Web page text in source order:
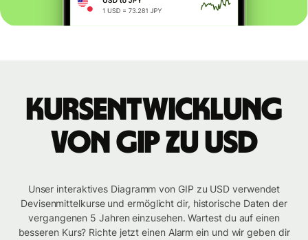
Kursentwicklung
von GIP zu USD
Unser interaktives Diagramm von GIP zu USD verwendet
Devisenmittelkurse und ermöglicht dir, historische Daten der
vergangenen 5 Jahren einzusehen. Wartest du auf einen
besseren Kurs? Richte jetzt einen Alarm ein und wir geben dir